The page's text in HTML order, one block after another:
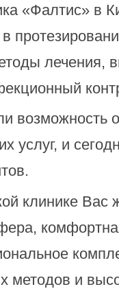
«Фалтис» в
лечения,
возможность
услуг, и
клинике Вас
методов и